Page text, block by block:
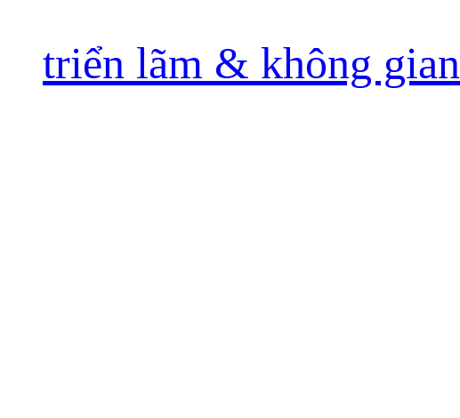
triển lãm & không gian